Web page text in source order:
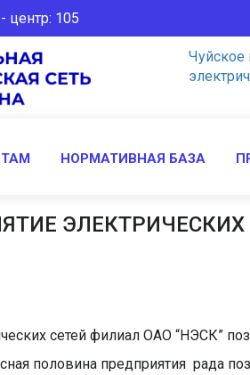
центр: 105
Чуйское
НОРМАТИВНАЯ БАЗА
сетей филиал ОАО “НЭСК”
половина предприятия рада